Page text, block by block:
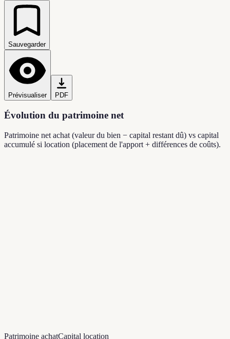
Sauvegarder
Prévisualiser PDF
Évolution du patrimoine net
Patrimoine net achat (valeur du bien − capital restant dû) vs capital
accumulé si location (placement de l'apport + différences de coûts).
Patrimoine achatCapital location